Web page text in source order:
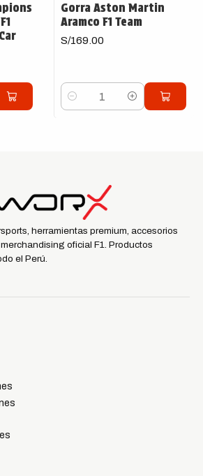
Gorra Aston Martin
Aramco F1 Team
S/169.00
Cantidad
herramientas premium, accesorios
oficial F1. Productos
el Perú.